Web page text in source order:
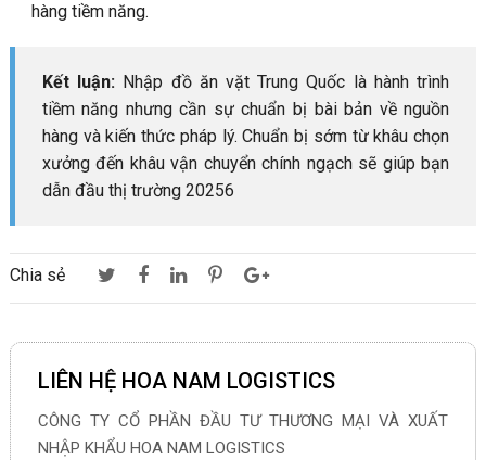
hàng tiềm năng.
Kết luận: Nhập đồ ăn vặt Trung Quốc là hành trình
tiềm năng nhưng cần sự chuẩn bị bài bản về nguồn
hàng và kiến thức pháp lý. Chuẩn bị sớm từ khâu chọn
xưởng đến khâu vận chuyển chính ngạch sẽ giúp bạn
dẫn đầu thị trường 20256
Chia sẻ
LIÊN HỆ HOA NAM LOGISTICS
CÔNG TY CỔ PHẦN ĐẦU TƯ THƯƠNG MẠI VÀ XUẤT
NHẬP KHẨU HOA NAM LOGISTICS